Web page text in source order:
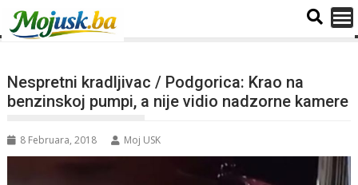
Nespretni kradljivac / Podgorica: Krao na
benzinskoj pumpi, a nije vidio nadzorne kamere
8 Februara, 2018 Moj USK